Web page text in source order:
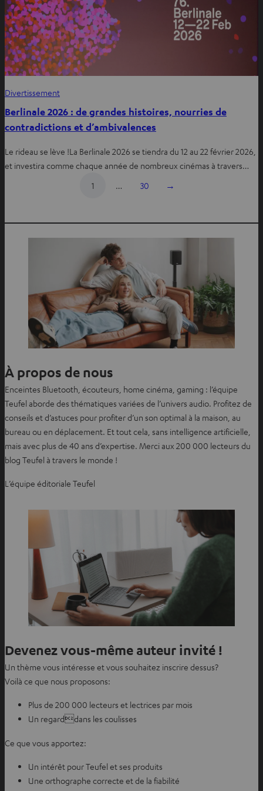
Divertissement
Berlinale 2026 : de grandes histoires, nourries de
contradictions et d’ambivalences
Le rideau se lève !La Berlinale 2026 se tiendra du 12 au 22 février 2026,
et investira comme chaque année de nombreux cinémas à travers…
1
… 30 →
À propos de nous
Enceintes Bluetooth, écouteurs, home cinéma, gaming : l’équipe
Teufel aborde des thématiques variées de l’univers audio. Profitez de
conseils et d’astuces pour profiter d’un son optimal à la maison, au
bureau ou en déplacement. Et tout cela, sans intelligence artificielle,
mais avec plus de 40 ans d’expertise. Merci aux 200 000 lecteurs du
blog Teufel à travers le monde !
L’équipe éditoriale Teufel
Devenez vous-même auteur invité !
Un thème vous intéresse et vous souhaitez inscrire dessus?
Voilà ce que nous proposons:
Plus de 200 000 lecteurs et lectrices par mois
Un regarddans les coulisses
Ce que vous apportez:
Un intérêt pour Teufel et ses produits
Une orthographe correcte et de la fiabilité